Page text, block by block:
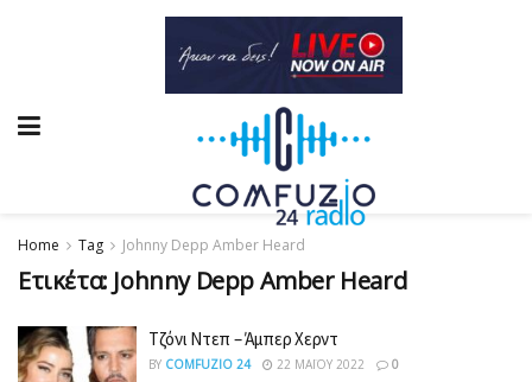
Home Tag Johnny Depp Amber Heard
Ετικέτα: Johnny Depp Amber Heard
Τζόνι Ντεπ – Άμπερ Χερντ
BY COMFUZIO 24 22 ΜΑΪ́ΟΥ 2022 0